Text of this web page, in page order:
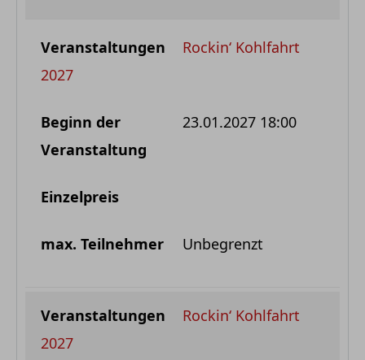
Rockin‘ Kohlfahrt
2027
23.01.2027 18:00
Unbegrenzt
Rockin‘ Kohlfahrt
2027